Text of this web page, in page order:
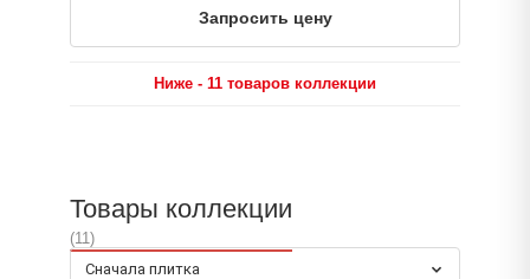
Толщина
Запросить цену
Ниже - 11 товаров коллекции
Товары коллекции
(11)
Сначала плитка